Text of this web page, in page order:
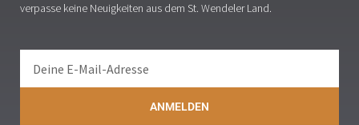
verpasse keine Neuigkeiten aus dem St. Wendeler Land.
ANMELDEN